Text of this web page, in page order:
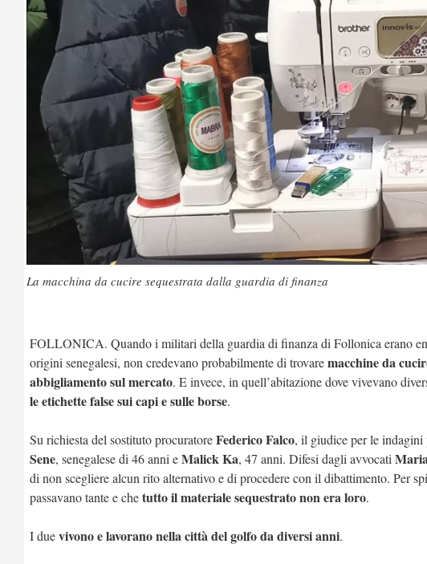
La macchina da cucire sequestrata dalla guardia di finanza
FOLLONICA. Quando i militari della guardia di finanza di Follonica erano
origini senegalesi, non credevano probabilmente di trovaremacchine da
abbigliamento sul mercato. E invece, in quell’abitazione dove vivevano
le etichette false sui capi e sulle borse.
Su richiesta del sostituto procuratoreFederico Falco, il giudice per le
Sene, senegalese di 46 anni eMalick Ka, 47 anni. Difesi dagli avvocati
di non scegliere alcun rito alternativo e di procedere con il dibattimento. Per
passavano tante e chetutto il materiale sequestrato non era loro.
I duevivono e lavorano nella città del golfo da diversi anni.